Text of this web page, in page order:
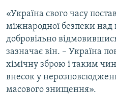
«Україна свого часу
міжнародної безпеки
добровільно
зазначає він. – Україна
хімічну зброю і таким
внесок у
масового знищення».